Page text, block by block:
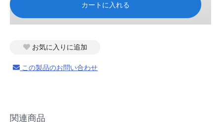
カートに入れる
お気に入りに追加
この製品のお問い合わせ
関連商品